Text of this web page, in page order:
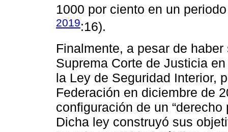
1000 por ciento en un
2019:16).
Finalmente, a pesar de
Suprema Corte de Justicia
la Ley de Seguridad Interior,
Federación en diciembre de
configuración de un
Dicha ley construyó sus